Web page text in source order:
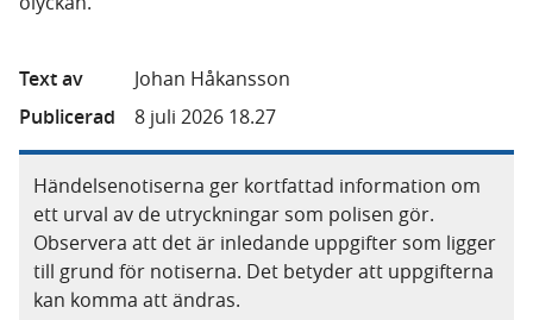
Text av
Johan Håkansson
Publicerad
8 juli 2026 18.27
Händelsenotiserna ger kortfattad information om
ett urval av de utryckningar som polisen gör.
Observera att det är inledande uppgifter som ligger
till grund för notiserna. Det betyder att uppgifterna
kan komma att ändras.